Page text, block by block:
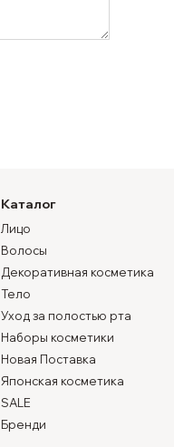
Каталог
Лицо
Волосы
Декоративная косметика
Тело
Уход за полостью рта
Наборы косметики
Новая Поставка
Японская косметика
SALE
Бренди